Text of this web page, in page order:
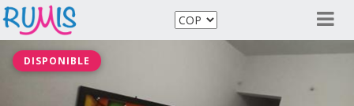
DISPONIBLE